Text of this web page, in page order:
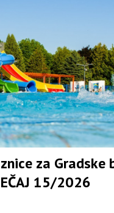
za Gradske
15/2026